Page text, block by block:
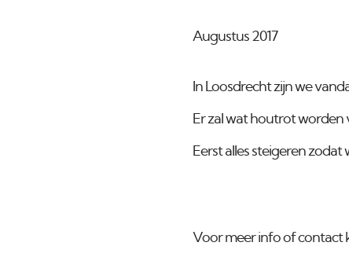
Augustus 2017
In Loosdrecht zijn we
Er zal wat houtrot
Eerst alles steigeren zodat
Voor meer info of contact